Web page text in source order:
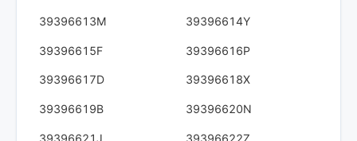
39396613M 39396614Y
39396615F 39396616P
39396617D 39396618X
39396619B 39396620N
39396621J 39396622Z